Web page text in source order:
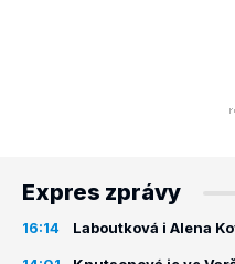
Expres zprávy
16:14 Laboutková i Alena